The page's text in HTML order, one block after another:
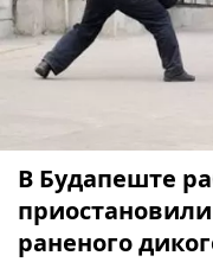
В Будапеште
раненого